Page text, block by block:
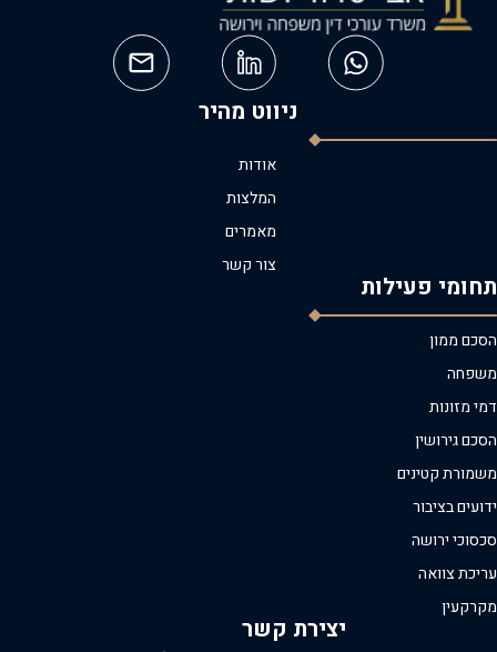
ניווט מהיר
אודות
המלצות
מאמרים
צור קשר
תחומי פעילות
הסכם ממון
משפחה
דמי מזונות
הסכם גירושין
משמורת קטינים
ידועים בציבור
סכסוכי ירושה
עריכת צוואה
מקרקעין
יצירת קשר